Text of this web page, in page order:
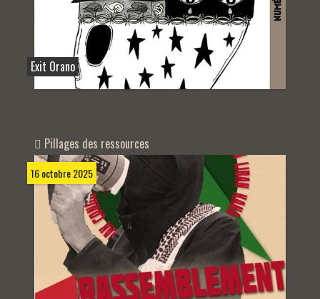
Exit Orano
Pillages des ressources
16 octobre 2025